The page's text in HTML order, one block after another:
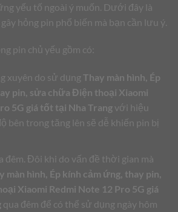
yếu tố ngoài ý muốn. Dưới đây là
hỏng pin phổ biến mà bạn cần lưu ý.
pin chủ yếu gồm có:
xuyên do sử dụng Thay màn hình, Ép
pin, sửa chữa Điện thoại Xiaomi
5G giá tốt tại Nha Trangvới hiệu
bên trong tăng lên sẽ dễ khiến pin bị
đêm. Đôi khi do vấn đề thời gian mà
màn hình, Ép kính cảm ứng, thay pin,
Xiaomi Redmi Note 12 Pro 5G giá
qua đêm để có thể sử dụng ngày hôm